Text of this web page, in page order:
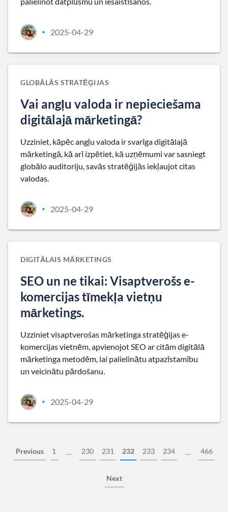
• 2025-04-29
GLOBĀLĀS STRATĒĢIJAS
Vai angļu valoda ir nepieciešama
digitālajā mārketingā?
Uzziniet, kāpēc angļu valoda ir svarīga digitālajā
mārketingā, kā arī izpētiet, kā uzņēmumi var sasniegt
globālo auditoriju, savās stratēģijās iekļaujot citas
valodas.
• 2025-04-29
DIGITĀLAIS MĀRKETINGS
SEO un ne tikai: Visaptverošs e-
komercijas tīmekļa vietņu
mārketings.
Uzziniet visaptverošas mārketinga stratēģijas e-
komercijas vietnēm, apvienojot SEO ar citām digitālā
mārketinga metodēm, lai palielinātu atpazīstamību
un veicinātu pārdošanu.
• 2025-04-29
Previous 1 … 230 231 232 233 234 … 466
Next